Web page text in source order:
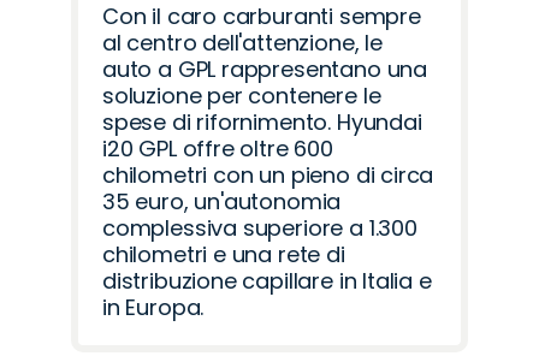
Con il caro carburanti sempre
al centro dell'attenzione, le
auto a GPL rappresentano una
soluzione per contenere le
spese di rifornimento. Hyundai
i20 GPL offre oltre 600
chilometri con un pieno di circa
35 euro, un'autonomia
complessiva superiore a 1.300
chilometri e una rete di
distribuzione capillare in Italia e
in Europa.